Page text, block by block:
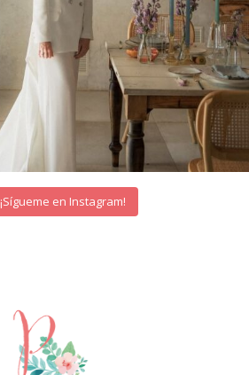
¡Sígueme en Instagram!